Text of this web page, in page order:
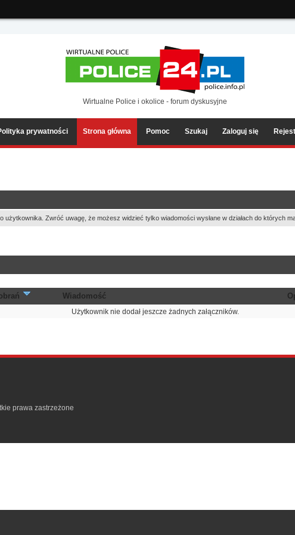
Wirtualne Police i okolice - forum dyskusyjne
prywatności Strona główna Pomoc Szukaj Zaloguj się
Zwróć uwagę, że możesz widzieć tylko wiadomości wysłane w działach do których
Wiadomość
Użytkownik nie dodał jeszcze żadnych załączników.
prawa zastrzeżone